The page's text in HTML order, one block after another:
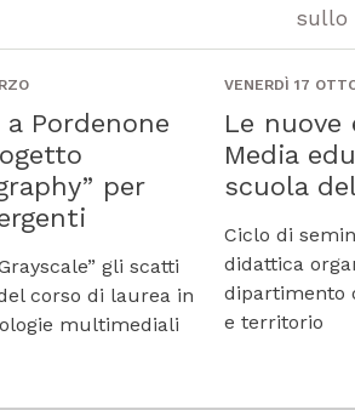
sullo
Pordenone
per
gli scatti
corso di laurea in
multimediali
VENERDÌ 17
Le nuove
Media
scuola
Ciclo di
didattica
dipartimento
e territorio